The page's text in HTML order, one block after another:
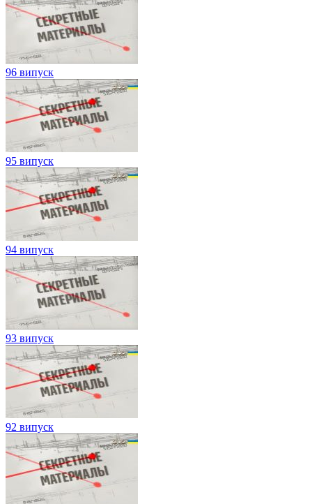
96 випуск
95 випуск
94 випуск
93 випуск
92 випуск